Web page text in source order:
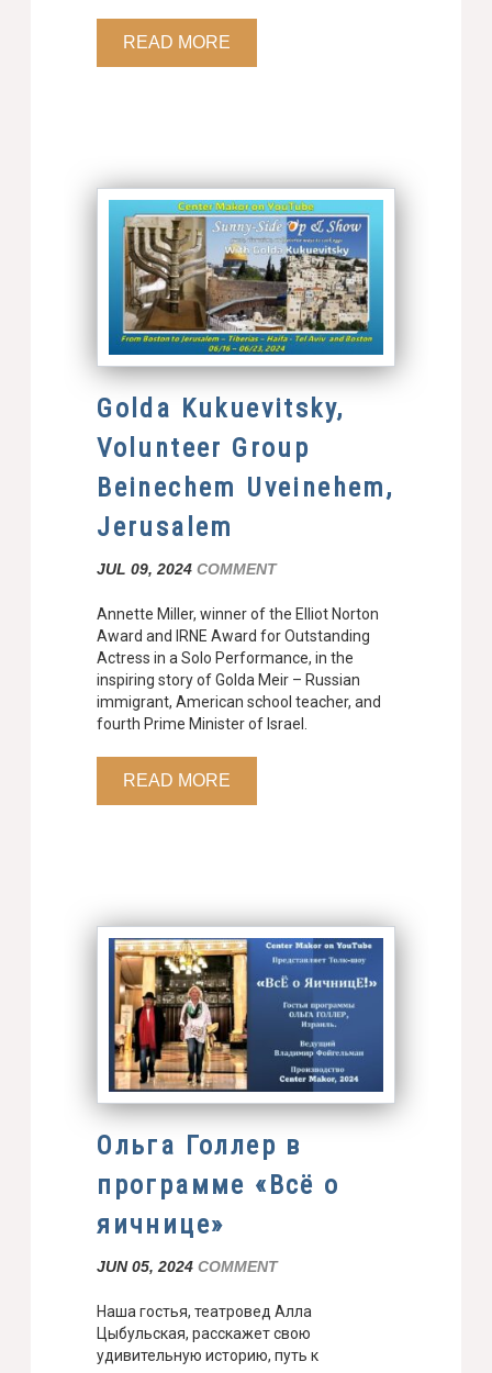
READ MORE
Golda Kukuevitsky,
Volunteer Group
Beinechem Uveinehem,
Jerusalem
JUL 09, 2024 COMMENT
Annette Miller, winner of the Elliot Norton
Award and IRNE Award for Outstanding
Actress in a Solo Performance, in the
inspiring story of Golda Meir – Russian
immigrant, American school teacher, and
fourth Prime Minister of Israel.
READ MORE
Ольга Голлер в
программе «Всё о
яичнице»
JUN 05, 2024 COMMENT
Наша гостья, театровед Алла
Цыбульская, расскажет свою
удивительную историю, путь к